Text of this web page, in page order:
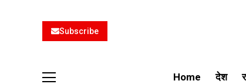
Subscribe
Home देश